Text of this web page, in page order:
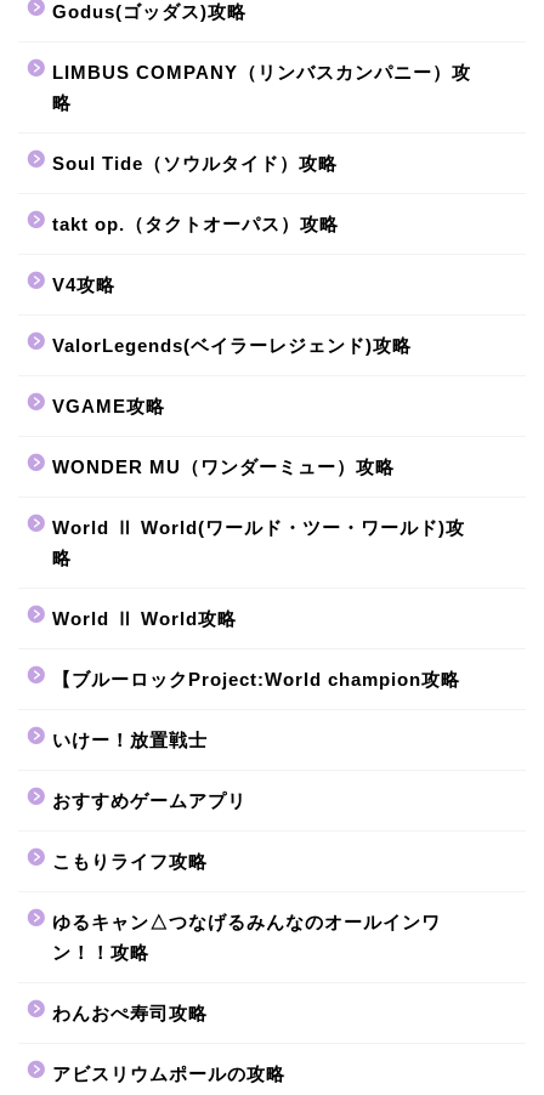
Godus(ゴッダス)攻略
LIMBUS COMPANY（リンバスカンパニー）攻
略
Soul Tide（ソウルタイド）攻略
takt op.（タクトオーパス）攻略
V4攻略
ValorLegends(ベイラーレジェンド)攻略
VGAME攻略
WONDER MU（ワンダーミュー）攻略
World Ⅱ World(ワールド・ツー・ワールド)攻
略
World Ⅱ World攻略
【ブルーロックProject:World champion攻略
いけー！放置戦士
おすすめゲームアプリ
こもりライフ攻略
ゆるキャン△つなげるみんなのオールインワ
ン！！攻略
わんおぺ寿司攻略
アビスリウムポールの攻略